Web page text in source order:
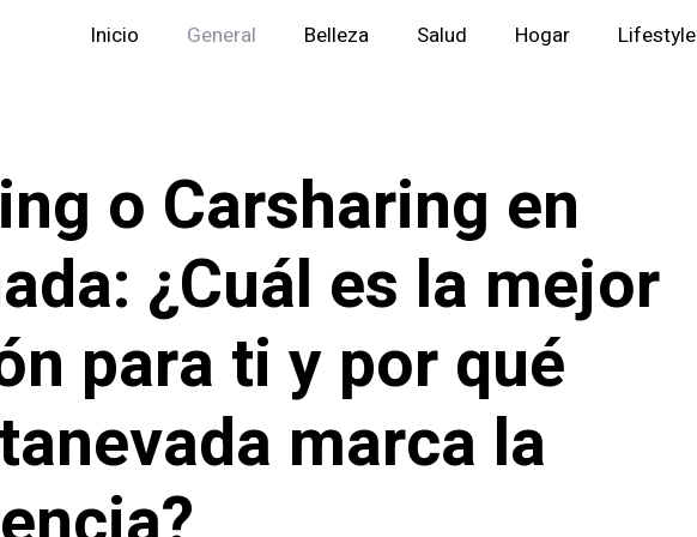
Inicio General Belleza Salud Hogar Lifestyle
o Carsharing en
¿Cuál es la mejor
para ti y por qué
marca la